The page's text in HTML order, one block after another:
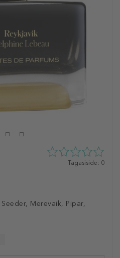
Seeder, Merevaik, Pipar,
0
Tagasiside: 0